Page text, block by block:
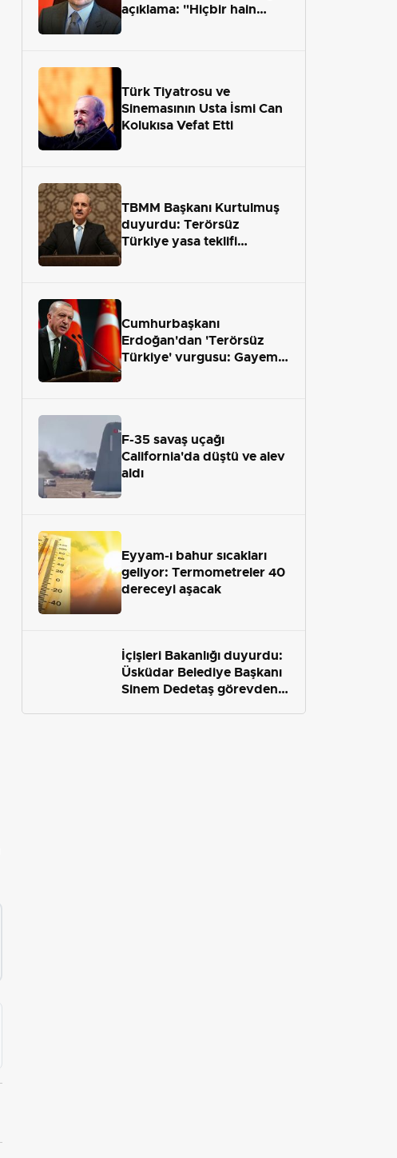
açıklama: "Hiçbir hain
Türk Tiyatrosu ve
Sinemasının Usta İsmi Can
Kolukısa Vefat Etti
TBMM Başkanı Kurtulmuş
duyurdu: Terörsüz
Türkiye yasa teklifi
Cumhurbaşkanı
Erdoğan'dan 'Terörsüz
Türkiye' vurgusu: Gayemiz
F-35 savaş uçağı
California'da düştü ve alev
aldı
Eyyam-ı bahur sıcakları
geliyor: Termometreler 40
dereceyi aşacak
İçişleri Bakanlığı duyurdu:
Üsküdar Belediye Başkanı
Sinem Dedetaş görevden